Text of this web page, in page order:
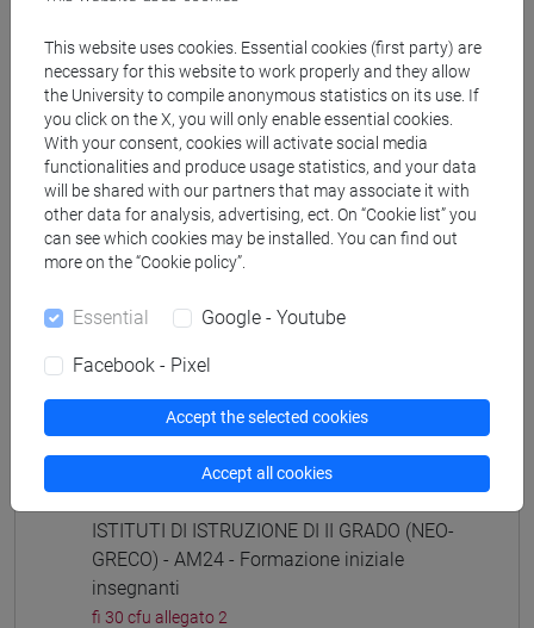
(GIAPPONESE) - AJ24 - Formazione iniziale
insegnanti
fi 30 cfu allegato 2
[FI25] LINGUE E CULTURE STRANIERE NEGLI
ISTITUTI DI ISTRUZIONE DI II GRADO
(PORTOGHESE) - AN24 - Formazione iniziale
insegnanti
fi 30 cfu allegato 2
[FI26] LINGUA E CULTURA STRANIERA
insegnanti
fi 30 cfu allegato 2
(ARABO) - AL24 - Formazione iniziale
fi 30 cfu allegato 2
ISTITUTI DI ISTRUZIONE DI II GRADO (NEO-
GRECO) - AM24 - Formazione iniziale
insegnanti
fi 30 cfu allegato 2
This website uses cookies. Essential cookies (first party) are
necessary for this website to work properly and they allow
the University to compile anonymous statistics on its use. If
you click on the X, you will only enable essential cookies.
With your consent, cookies will activate social media
functionalities and produce usage statistics, and your data
will be shared with our partners that may associate it with
other data for analysis, advertising, ect. On “Cookie list” you
can see which cookies may be installed. You can find out
more on the “Cookie policy”.
Essential Google - Youtube
Facebook - Pixel
Accept the selected cookies
Accept all cookies